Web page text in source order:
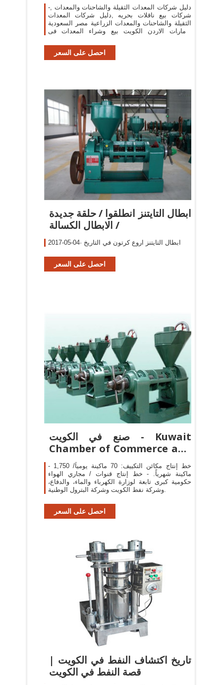
دليل شركات المعدات الثقيلة والشاحنات والمعدات ,-
شركات بيع ناقلات بحريه ,دليل شركات المعدات
الثقيلة والشاحنات والمعدات الزراعية مصر السعودية
الامارات الاردن الكويت بيع وشراء المعدات فى
احصل على السعر
ابطال التايتنز انطلقوا / حلقة جديدة
/ الابطال الكسالة
2017-05-04· ابطال التايتنز اروع كرتون في التاريخ
احصل على السعر
صنع في الكويت - Kuwait
Chamber of Commerce and
Industry - خط إنتاج مكائن التكييف: 70 ماكينة يومياً/ 1,750
ماكينة شهرياً. - خط إنتاج قنوات / مجاري الهواء
حكومية كبرى تابعة لوزارة الكهرباء والماء، والدفاع،
وشركة نفط الكويت وشركة البترول الوطنية.
احصل على السعر
تاريخ اكتشاف النفط في الكويت |
قصة النفط في الكويت